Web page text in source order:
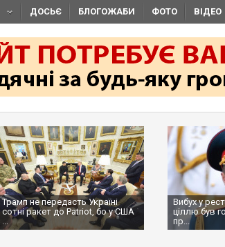
ДОСЬЄ БЛОГОЖАБИ ФОТО ВІДЕО
Трамп не передасть Україні
сотні ракет до Patriot, бо у США
...
Вибух у
ціллю був
пр...